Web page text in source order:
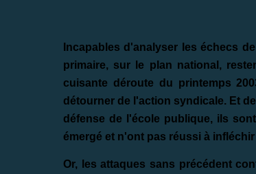
Incapables d'analyser les échecs
primaire, sur le plan national,
cuisante déroute du printemps
détourner de l'action syndicale. Et
défense de l'école publique, ils
émergé et n'ont pas réussi à
Or, les attaques sans précédent